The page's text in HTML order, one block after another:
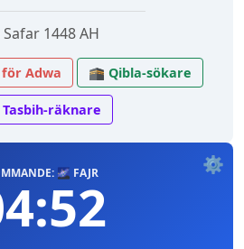
Safar 1448 AH
Adwa 🕋 Qibla-sökare
räknare
⚙️
🌌 FAJR